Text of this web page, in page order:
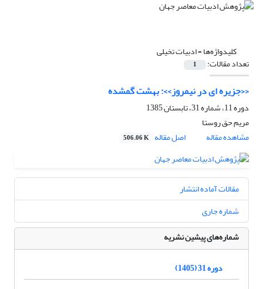
کلیدواژه‌ها =ادبیات تخیلی
تعداد مقالات: 1
‹‹جزیره ای در نیمروز››: بهشت گمشده
دوره 11، شماره 31، تابستان 1385
مریم حق روستا
مشاهده مقاله
اصل مقاله 506.06 K
مقالات آماده انتشار
شماره جاری
شماره‌های پیشین نشریه
دوره 31 (1405)